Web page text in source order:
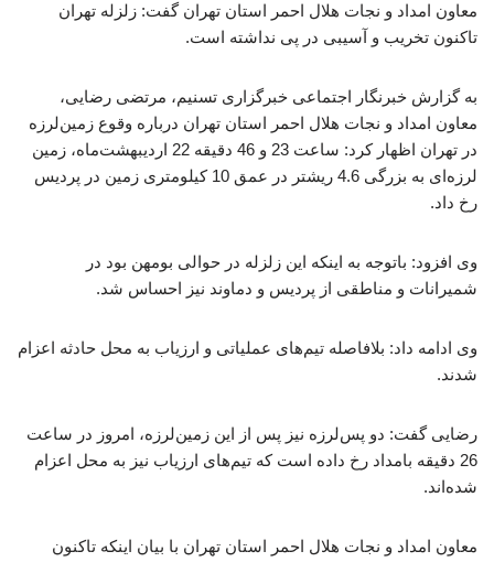
معاون امداد و نجات هلال احمر استان تهران گفت: زلزله تهران
تاکنون تخریب و آسیبی در پی نداشته است.
به گزارش خبرنگار اجتماعی خبرگزاری تسنیم، مرتضی رضایی،
معاون امداد و نجات هلال احمر استان تهران درباره وقوع زمین‌لرزه
در تهران اظهار کرد: ساعت 23 و 46 دقیقه 22 اردیبهشت‌ماه، زمین
لرزه‌ای به بزرگی 4.6 ریشتر در عمق 10 کیلومتری زمین در پردیس
رخ داد.
وی افزود: باتوجه به اینکه این زلزله در حوالی بومهن بود در
شمیرانات و مناطقی از پردیس و دماوند نیز احساس شد.
وی ادامه داد: بلافاصله تیم‌های عملیاتی و ارزیاب به محل حادثه اعزام
شدند.
رضایی گفت: دو پس‌لرزه نیز پس از این زمین‌لرزه، امروز در ساعت
26 دقیقه بامداد رخ داده است‌ که تیم‌های ارزیاب نیز به محل اعزام
شده‌اند.
معاون امداد و نجات هلال احمر استان تهران با بیان اینکه تاکنون